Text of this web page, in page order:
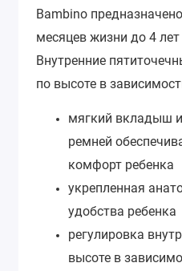
Bambino
месяцев жизни до 4
Внутренние
по высоте в
мягкий вкладыш
ремней
комфорт ребенка
укрепленная
удобства ребенка
регулировка
высоте в